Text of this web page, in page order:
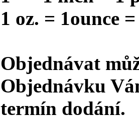
1 oz. = 1ounce
Objednávat
Objednávku
termín dodání.